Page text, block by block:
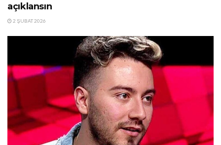
açıklansın
2 ŞUBAT 2026